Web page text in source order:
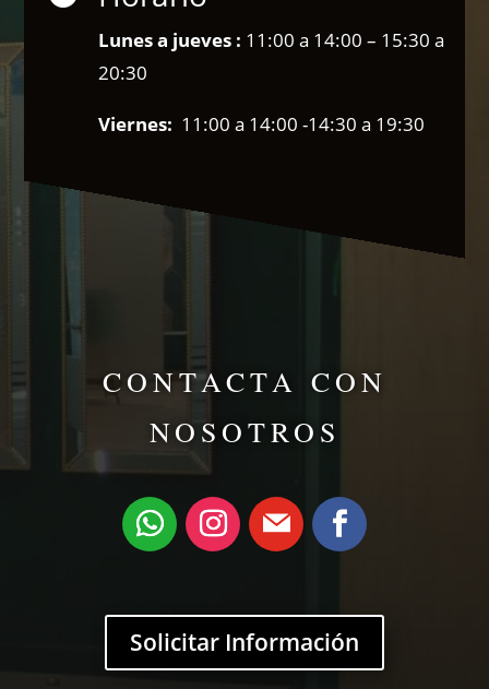
Lunes a jueves : 11:00 a 14:00 – 15:30 a
20:30
Viernes: 11:00 a 14:00 -14:30 a 19:30
CONTACTA CON
NOSOTROS
Solicitar Información